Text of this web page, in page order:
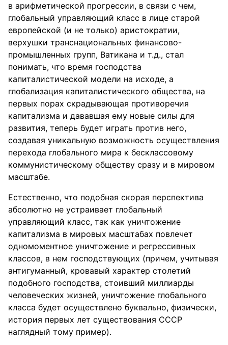
в арифметической прогрессии, в связи с чем,
глобальный управляющий класс в лице старой
европейской (и не только) аристократии,
верхушки транснациональных финансово-
промышленных групп, Ватикана и т.д., стал
понимать, что время господства
капиталистической модели на исходе, а
глобализация капиталистического общества, на
первых порах скрадывающая противоречия
капитализма и дававшая ему новые силы для
развития, теперь будет играть против него,
создавая уникальную возможность осуществления
перехода глобального мира к бесклассовому
коммунистическому обществу сразу и в мировом
масштабе.
Естественно, что подобная скорая перспектива
абсолютно не устраивает глобальный
управляющий класс, так как уничтожение
капитализма в мировых масштабах повлечет
одномоментное уничтожение и регрессивных
классов, в нем господствующих (причем, учитывая
антигуманный, кровавый характер столетий
подобного господства, стоивший миллиарды
человеческих жизней, уничтожение глобального
класса будет осуществлено буквально, физически,
история первых лет существования СССР
наглядный тому пример).